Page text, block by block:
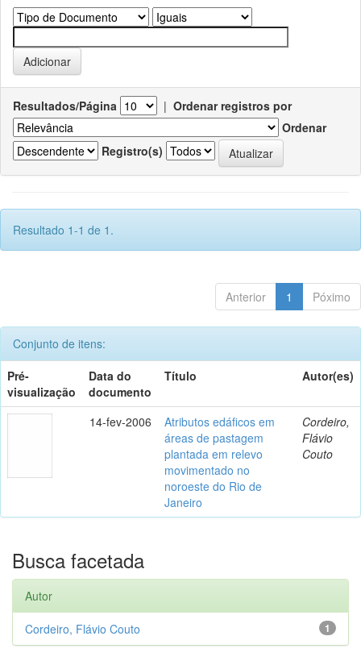
Resultados/Página | Ordenar registros por
Ordenar
Registro(s)
Resultado 1-1 de 1.
Anterior 1 Póximo
Conjunto de itens:
Pré-
visualização
Data do
documento
Título Autor(es)
14-fev-2006
Atributos edáficos em
áreas de pastagem
plantada em relevo
movimentado no
noroeste do Rio de
Janeiro
Cordeiro,
Flávio
Couto
Busca facetada
Autor
1
Cordeiro, Flávio Couto